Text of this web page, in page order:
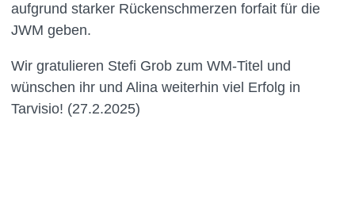
aufgrund starker Rückenschmerzen forfait für die
JWM geben.
Wir gratulieren Stefi Grob zum WM-Titel und
wünschen ihr und Alina weiterhin viel Erfolg in
Tarvisio! (27.2.2025)